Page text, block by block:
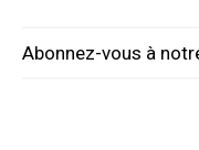
Abonnez-vous à